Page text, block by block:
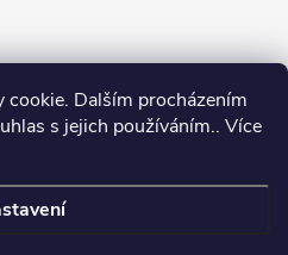
Dalším procházením
s jejich používáním.. Více